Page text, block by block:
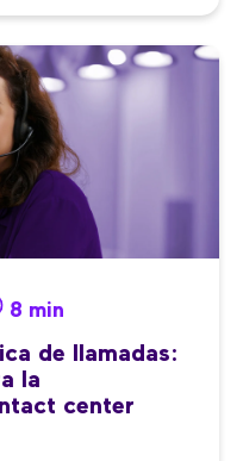
8 min
de llamadas:
la
center